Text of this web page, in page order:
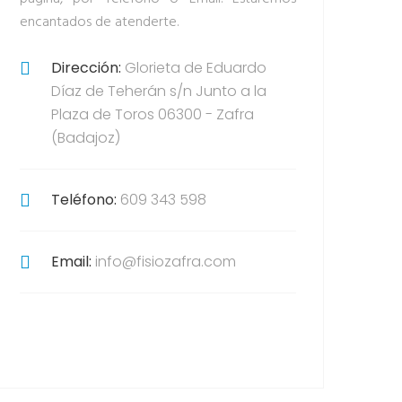
encantados de atenderte.
Dirección: Glorieta de Eduardo
Díaz de Teherán s/n Junto a la
Plaza de Toros 06300 - Zafra
(Badajoz)
Teléfono: 609 343 598
Email: info@fisiozafra.com